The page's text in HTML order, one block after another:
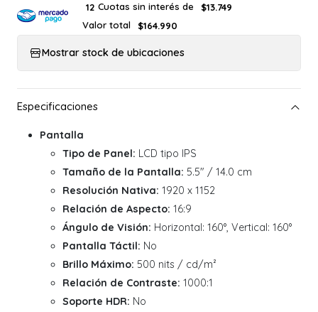
12 Cuotas sin interés de
$13.749
Valor total
$164.990
Mostrar stock de ubicaciones
Pantalla
Tipo de Panel: LCD tipo IPS
Tamaño de la Pantalla: 5.5" / 14.0 cm
Resolución Nativa: 1920 x 1152
Relación de Aspecto: 16:9
Ángulo de Visión: Horizontal: 160°, Vertical: 160°
Pantalla Táctil: No
Brillo Máximo: 500 nits / cd/m²
Relación de Contraste: 1000:1
Soporte HDR: No